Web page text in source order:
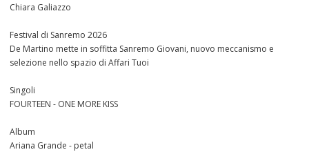
Chiara Galiazzo
Festival di Sanremo 2026
De Martino mette in soffitta Sanremo Giovani, nuovo meccanismo e
selezione nello spazio di Affari Tuoi
Singoli
FOURTEEN - ONE MORE KISS
Album
Ariana Grande - petal